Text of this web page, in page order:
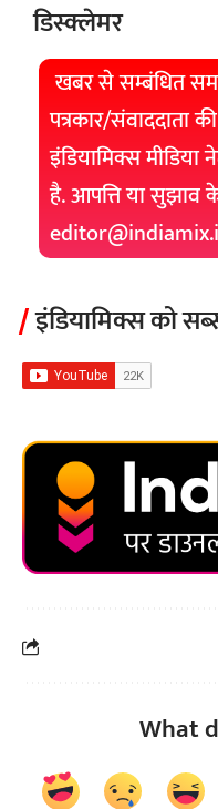
डिस्क्लेमर
खबर से सम्बंधित
पत्रकार/संवाददाता
इंडियामिक्स
है. आपत्ति या
इंडियामिक्स को
What